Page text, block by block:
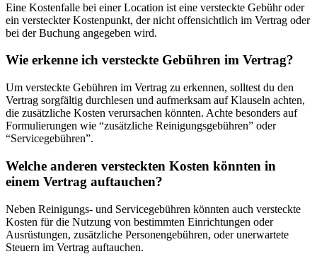
Eine Kostenfalle bei einer Location ist eine versteckte Gebühr oder
ein versteckter Kostenpunkt, der nicht offensichtlich im Vertrag oder
bei der Buchung angegeben wird.
Wie erkenne ich versteckte Gebühren im Vertrag?
Um versteckte Gebühren im Vertrag zu erkennen, solltest du den
Vertrag sorgfältig durchlesen und aufmerksam auf Klauseln achten,
die zusätzliche Kosten verursachen könnten. Achte besonders auf
Formulierungen wie “zusätzliche Reinigungsgebühren” oder
“Servicegebühren”.
Welche anderen versteckten Kosten könnten in
einem Vertrag auftauchen?
Neben Reinigungs- und Servicegebühren könnten auch versteckte
Kosten für die Nutzung von bestimmten Einrichtungen oder
Ausrüstungen, zusätzliche Personengebühren, oder unerwartete
Steuern im Vertrag auftauchen.